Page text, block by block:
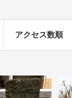
アクセス数順